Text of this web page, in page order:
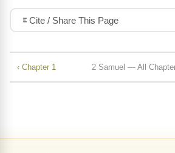
Cite / Share This Page
‹ Chapter 1 2 Samuel — All